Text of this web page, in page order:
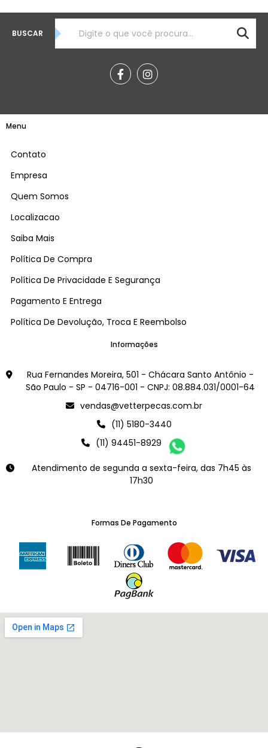
BUSCAR
Menu
Contato
Empresa
Quem Somos
Localizacao
Saiba Mais
Política De Compra
Política De Privacidade E Segurança
Pagamento E Entrega
Política De Devolução, Troca E Reembolso
Informações
Rua Fernandes Moreira, 501 - Chácara Santo Antônio -
São Paulo - SP - 04716-001 - CNPJ: 08.884.031/0001-64
vendas@vetterpecas.com.br
(11) 5180-3440
(11) 94451-8929
Atendimento de segunda a sexta-feira, das 7h45 às
17h30
Formas De Pagamento